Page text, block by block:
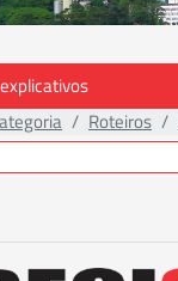
Roteiros